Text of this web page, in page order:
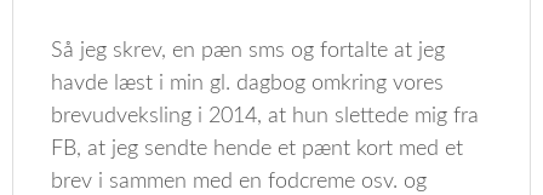
Så jeg skrev, en pæn sms og fortalte at jeg
havde læst i min gl. dagbog omkring vores
brevudveksling i 2014, at hun slettede mig fra
FB, at jeg sendte hende et pænt kort med et
brev i sammen med en fodcreme osv. og